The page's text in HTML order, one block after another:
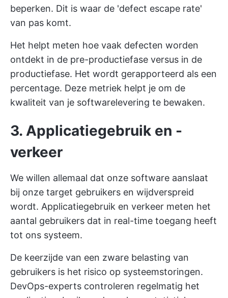
beperken. Dit is waar de 'defect escape rate'
van pas komt.
Het helpt meten hoe vaak defecten worden
ontdekt in de pre-productiefase versus in de
productiefase. Het wordt gerapporteerd als een
percentage. Deze metriek helpt je om de
kwaliteit van je softwarelevering te bewaken.
3. Applicatiegebruik en -
verkeer
We willen allemaal dat onze software aanslaat
bij onze target gebruikers en wijdverspreid
wordt. Applicatiegebruik en verkeer meten het
aantal gebruikers dat in real-time toegang heeft
tot ons systeem.
De keerzijde van een zware belasting van
gebruikers is het risico op systeemstoringen.
DevOps-experts controleren regelmatig het